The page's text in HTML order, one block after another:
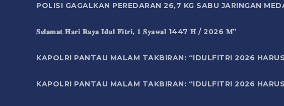
POLISI GAGALKAN PEREDARAN 26,7 KG SABU JARINGAN
𝐒𝐞𝐥𝐚𝐦𝐚𝐭 𝐇𝐚𝐫𝐢 𝐑𝐚𝐲𝐚 𝐈𝐝𝐮𝐥 𝐅𝐢𝐭𝐫𝐢, 𝟏 𝐒𝐲𝐚𝐰𝐚𝐥 1447 𝐇 / 2026 𝐌”
KAPOLRI PANTAU MALAM TAKBIRAN: “IDULFITRI 2026
KAPOLRI PANTAU MALAM TAKBIRAN: “IDULFITRI 2026